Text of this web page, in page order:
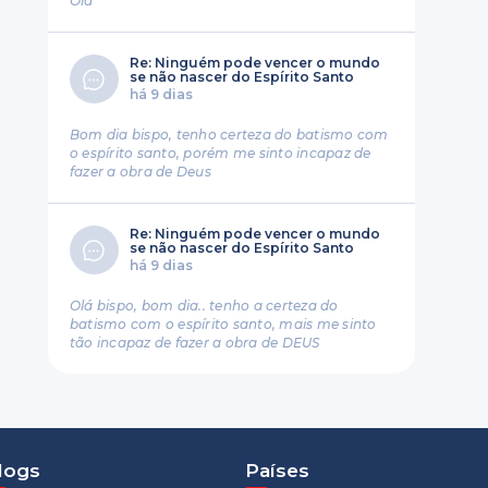
Re: Ninguém pode vencer o mundo
se não nascer do Espírito Santo
há 9 dias
Bom dia bispo, tenho certeza do batismo com
o espírito santo, porém me sinto incapaz de
fazer a obra de Deus
Re: Ninguém pode vencer o mundo
se não nascer do Espírito Santo
há 9 dias
Olá bispo, bom dia.. tenho a certeza do
batismo com o espírito santo, mais me sinto
tão incapaz de fazer a obra de DEUS
Países